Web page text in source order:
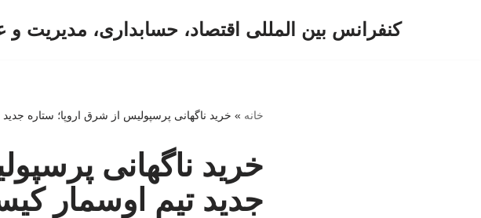
کنفرانس بین المللی اقتصاد، حسابداری، مدیریت و
خانه » خرید ناگهانی پرسپولیس از شرق اروپا؛ ستاره
خرید ناگهانی
جدید تیم اوسمار